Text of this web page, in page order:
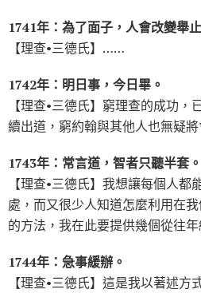
1741年：為了面子，人會改變舉
【理查•三德氏】……
1742年：明日事，今日畢。
【理查•三德氏】窮理查的成功
續出道，窮約翰與其他人也無疑
1743年：常言道，智者只聽半套。
【理查•三德氏】我想讓每個人
處，而又很少人知道怎麼利用在
的方法，我在此要提供幾個從往
1744年：急事緩辦。
【理查•三德氏】這是我以著述方